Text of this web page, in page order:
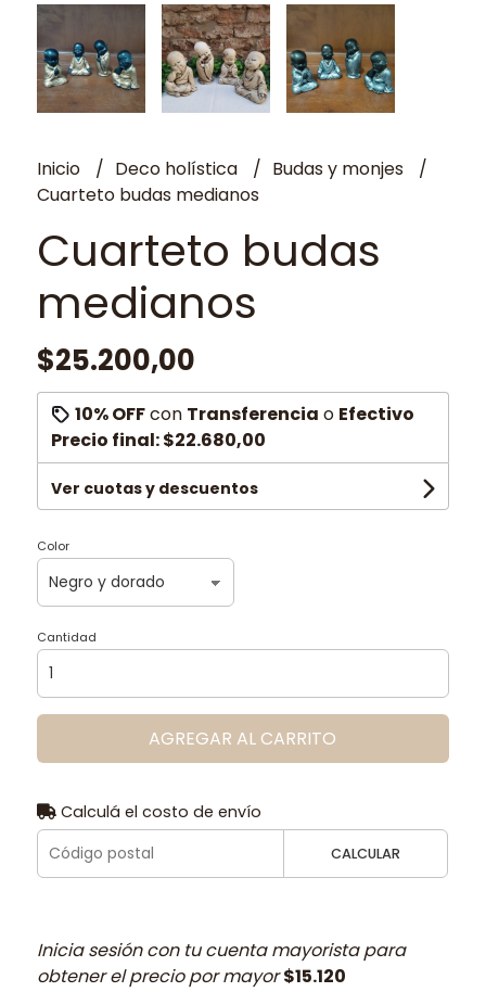
Inicio Deco holística
Budas y monjes
Cuarteto budas medianos
Cuarteto budas
medianos
$25.200,00
10% OFFcon Transferencia o Efectivo
Precio final:$22.680,00
Ver cuotas y descuentos
Color
Cantidad
AGREGAR AL CARRITO
Calculá el costo de envío
CALCULAR
Inicia sesión con tu cuenta mayorista para
obtener el precio por mayor$15.120